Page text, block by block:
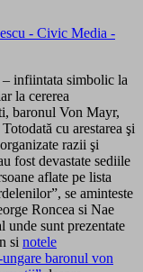
– infiintata simbolic la
la cererea
baronul Von Mayr,
cu arestarea şi
razii şi
fost devastate sediile
aflate pe lista
se aminteste
Roncea si Nae
unde sunt prezentate
si notele
baronul von